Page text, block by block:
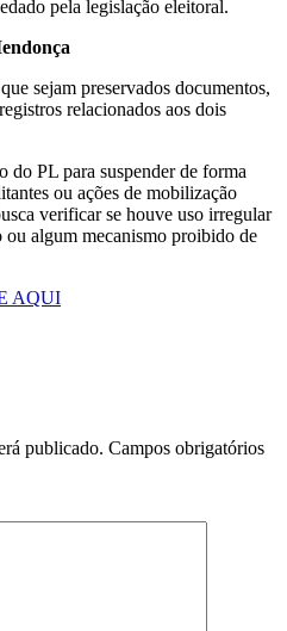
pela legislação eleitoral.
sejam preservados documentos,
relacionados aos dois
do PL para suspender de forma
ou ações de mobilização
verificar se houve uso irregular
algum mecanismo proibido de
AQUI
publicado. Campos obrigatórios